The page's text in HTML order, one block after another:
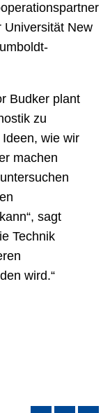
Universität New
Budker plant
zu
wie wir
machen
sagt
Technik
wird.“